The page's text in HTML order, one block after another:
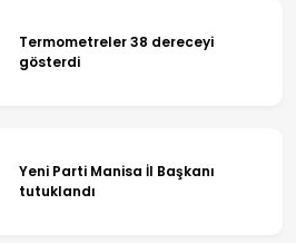
Termometreler 38 dereceyi
gösterdi
Yeni Parti Manisa İl Başkanı
tutuklandı